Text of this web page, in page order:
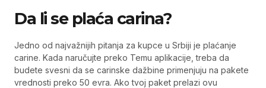
Da li se plaća carina?
Jedno od najvažnijih pitanja za kupce u Srbiji je plaćanje
carine. Kada naručujte preko Temu aplikacije, treba da
budete svesni da se carinske dažbine primenjuju na pakete
vrednosti preko 50 evra. Ako tvoj paket prelazi ovu